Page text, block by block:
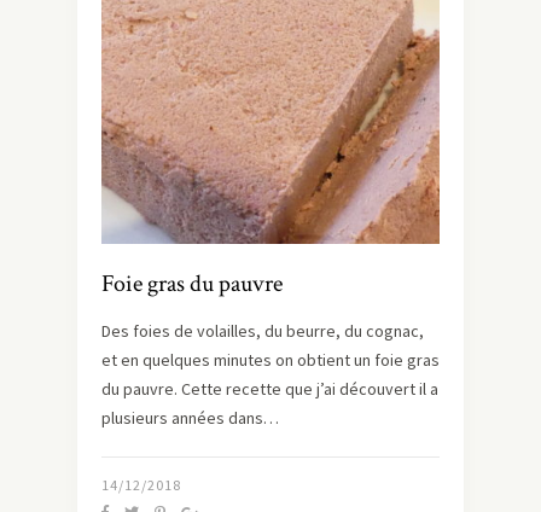
Foie gras du pauvre
Des foies de volailles, du beurre, du cognac,
et en quelques minutes on obtient un foie gras
du pauvre. Cette recette que j’ai découvert il a
plusieurs années dans…
14/12/2018